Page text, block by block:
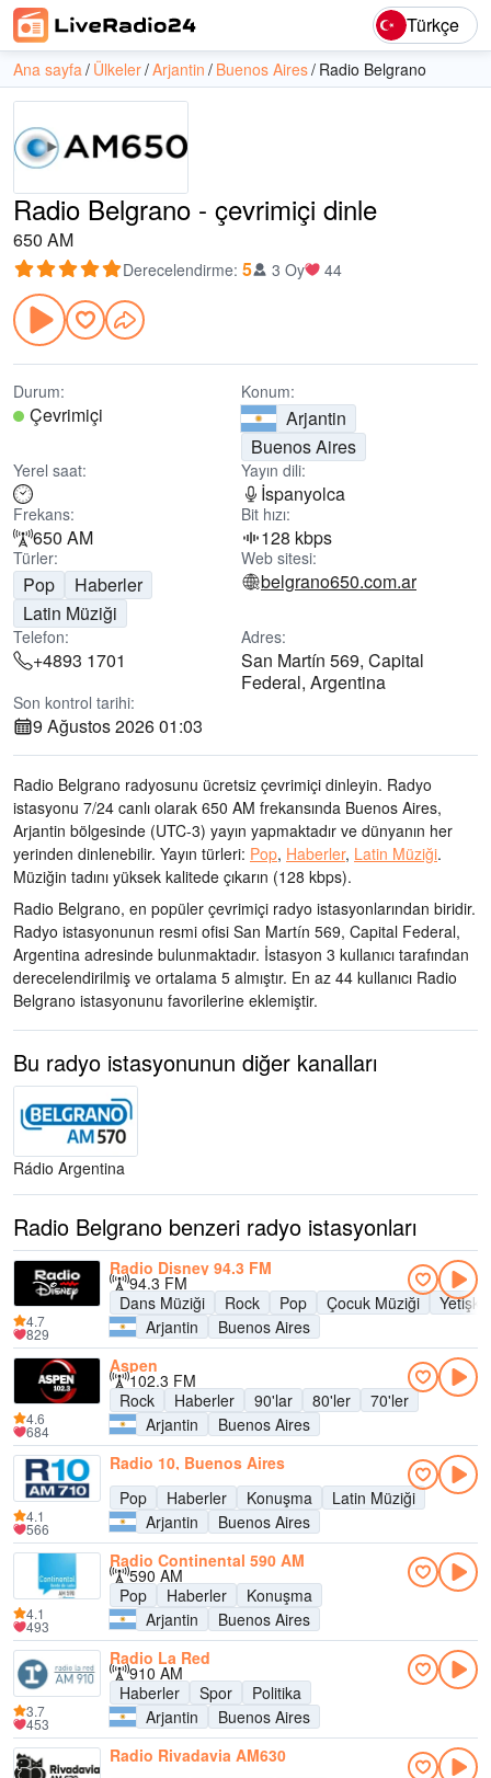
Türkçe
Ana sayfa Ülkeler Arjantin Buenos Aires Radio Belgrano
Radio Belgrano - çevrimiçi dinle
650 AM
Derecelendirme: 5 3 Oy 44
Durum:
Çevrimiçi
Konum:
Arjantin
Buenos Aires
Yerel saat: Yayın dili:
İspanyolca
Frekans:
650 AM
Bit hızı:
128 kbps
Türler:
Pop
Haberler
Latin Müziği
Web sitesi:
belgrano650.com.ar
Telefon:
+4893 1701
Adres:
San Martín 569, Capital
Federal, Argentina
Son kontrol tarihi:
9 Ağustos 2026 01:03
Radio Belgrano radyosunu ücretsiz çevrimiçi dinleyin. Radyo
istasyonu 7/24 canlı olarak 650 AM frekansında Buenos Aires,
Arjantin bölgesinde (UTC-3) yayın yapmaktadır ve dünyanın her
yerinden dinlenebilir. Yayın türleri: Pop, Haberler, Latin Müziği.
Müziğin tadını yüksek kalitede çıkarın (128 kbps).
Radio Belgrano, en popüler çevrimiçi radyo istasyonlarından biridir.
Radyo istasyonunun resmi ofisi San Martín 569, Capital Federal,
Argentina adresinde bulunmaktadır. İstasyon 3 kullanıcı tarafından
derecelendirilmiş ve ortalama 5 almıştır. En az 44 kullanıcı Radio
Belgrano istasyonunu favorilerine eklemiştir.
Bu radyo istasyonunun diğer kanalları
Rádio Argentina
Radio Belgrano benzeri radyo istasyonları
Radio Disney 94.3 FM
94.3 FM
Dans Müziği
Rock Pop Çocuk Müziği
Arjantin
Buenos Aires
4.7
829
Aspen
102.3 FM
Rock
Haberler 90'lar 80'ler
70'ler
Arjantin
Buenos Aires
4.6
684
Radio 10, Buenos Aires
Pop
Haberler Konuşma
Latin Müziği
Arjantin
Buenos Aires
4.1
566
Radio Continental 590 AM
590 AM
Pop
Haberler
Konuşma
Arjantin
Buenos Aires
4.1
493
Radio La Red
910 AM
Haberler
Spor
Politika
Arjantin
Buenos Aires
3.7
453
Radio Rivadavia AM630